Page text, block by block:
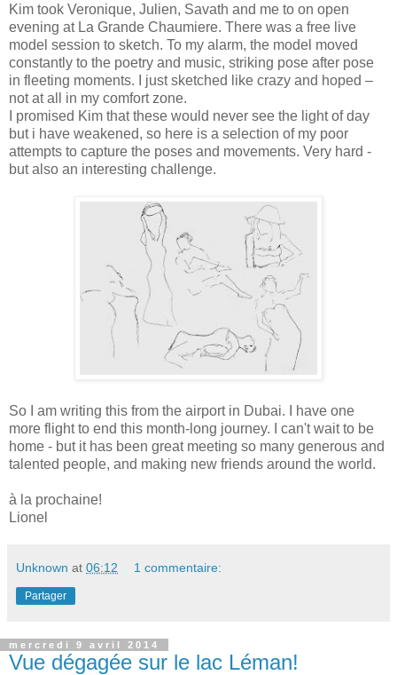
Kim took Veronique, Julien, Savath and me to on open
evening at La Grande Chaumiere. There was a free live
model session to sketch. To my alarm, the model moved
constantly to the poetry and music, striking pose after pose
in fleeting moments. I just sketched like crazy and hoped –
not at all in my comfort zone.
I promised Kim that these would never see the light of day
but i have weakened, so here is a selection of my poor
attempts to capture the poses and movements. Very hard -
but also an interesting challenge.
So I am writing this from the airport in Dubai. I have one
more flight to end this month-long journey. I can't wait to be
home - but it has been great meeting so many generous and
talented people, and making new friends around the world.
à la prochaine!
Lionel
Unknown at 06:12 1 commentaire:
Partager
mercredi 9 avril 2014
Vue dégagée sur le lac Léman!